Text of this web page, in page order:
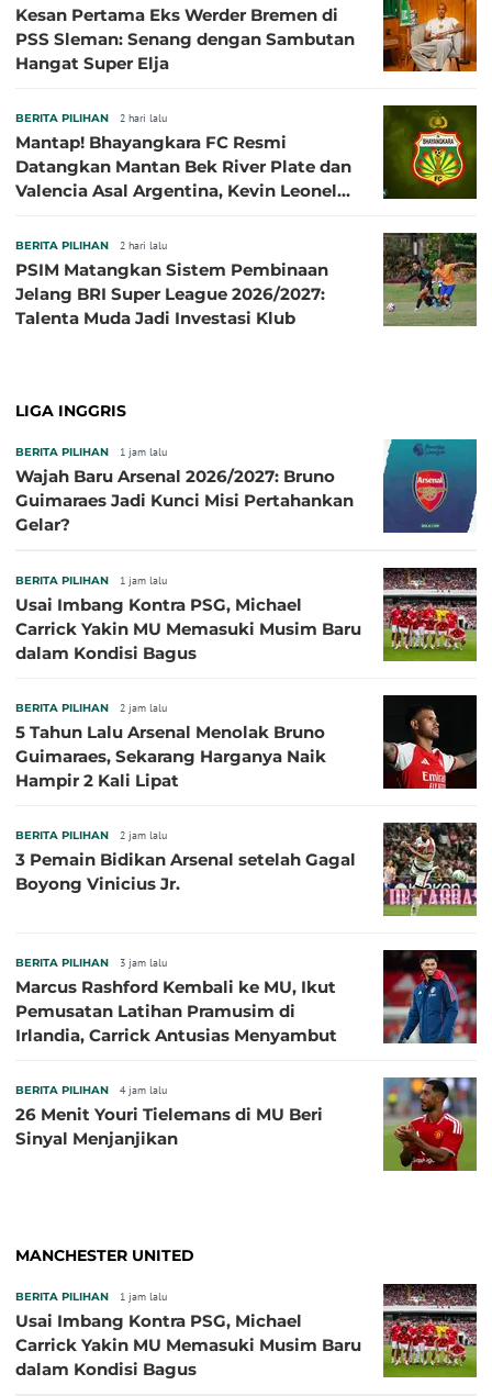
Kesan Pertama Eks Werder Bremen di
PSS Sleman: Senang dengan Sambutan
Hangat Super Elja
BERITA PILIHAN 2 hari lalu
Mantap! Bhayangkara FC Resmi
Datangkan Mantan Bek River Plate dan
Valencia Asal Argentina, Kevin Leonel
BERITA PILIHAN 2 hari lalu
PSIM Matangkan Sistem Pembinaan
Jelang BRI Super League 2026/2027:
Talenta Muda Jadi Investasi Klub
LIGA INGGRIS
BERITA PILIHAN 1 jam lalu
Wajah Baru Arsenal 2026/2027: Bruno
Guimaraes Jadi Kunci Misi Pertahankan
Gelar?
BERITA PILIHAN 1 jam lalu
Usai Imbang Kontra PSG, Michael
Carrick Yakin MU Memasuki Musim Baru
dalam Kondisi Bagus
BERITA PILIHAN 2 jam lalu
5 Tahun Lalu Arsenal Menolak Bruno
Guimaraes, Sekarang Harganya Naik
Hampir 2 Kali Lipat
BERITA PILIHAN 2 jam lalu
3 Pemain Bidikan Arsenal setelah Gagal
Boyong Vinicius Jr.
BERITA PILIHAN 3 jam lalu
Marcus Rashford Kembali ke MU, Ikut
Pemusatan Latihan Pramusim di
Irlandia, Carrick Antusias Menyambut
BERITA PILIHAN 4 jam lalu
26 Menit Youri Tielemans di MU Beri
Sinyal Menjanjikan
MANCHESTER UNITED
BERITA PILIHAN 1 jam lalu
Usai Imbang Kontra PSG, Michael
Carrick Yakin MU Memasuki Musim Baru
dalam Kondisi Bagus